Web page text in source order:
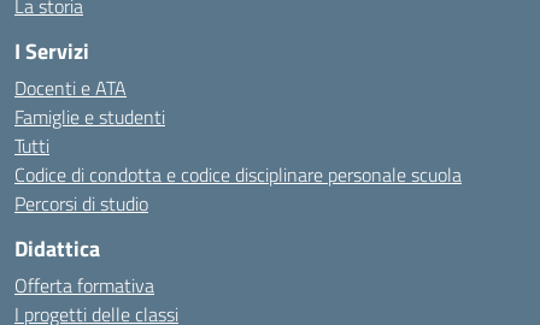
La storia
I Servizi
Docenti e ATA
Famiglie e studenti
Tutti
Codice di condotta e codice disciplinare personale scuola
Percorsi di studio
Didattica
Offerta formativa
I progetti delle classi